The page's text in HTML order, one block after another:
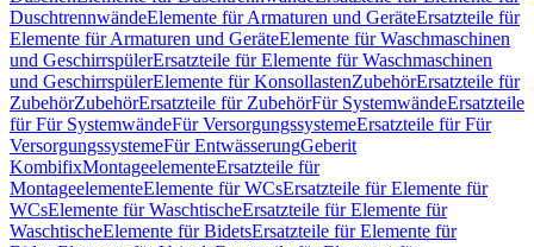
DuschtrennwändeElemente für Armaturen und GeräteErsatzteile für
Elemente für Armaturen und GeräteElemente für Waschmaschinen
und GeschirrspülerErsatzteile für Elemente für Waschmaschinen
und GeschirrspülerElemente für KonsollastenZubehörErsatzteile für
ZubehörZubehörErsatzteile für ZubehörFür SystemwändeErsatzteile
für Für SystemwändeFür VersorgungssystemeErsatzteile für Für
VersorgungssystemeFür EntwässerungGeberit
KombifixMontageelementeErsatzteile für
MontageelementeElemente für WCsErsatzteile für Elemente für
WCsElemente für WaschtischeErsatzteile für Elemente für
WaschtischeElemente für BidetsErsatzteile für Elemente für